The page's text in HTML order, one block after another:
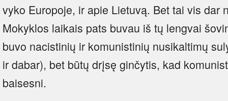
vyko Europoje, ir apie Lietuvą. Bet tai vis dar
Mokyklos laikais pats buvau iš tų lengvai
buvo nacistinių ir komunistinių nusikaltimų
ir dabar), bet būtų drįsę ginčytis, kad
baisesni.